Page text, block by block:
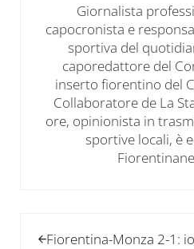
Giornalista
capocronista e
sportiva del
caporedattore del
inserto fiorentino del
Collaboratore de La
ore, opinionista in
sportive locali, è
Fiorentina-Monza 2-1: